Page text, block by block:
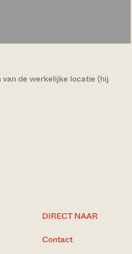
de werkelijke locatie (hij
DIRECT NAAR
Contact